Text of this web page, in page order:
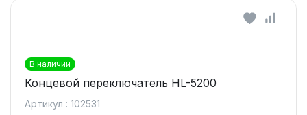
В наличии
Концевой переключатель HL-5200
Артикул : 102531